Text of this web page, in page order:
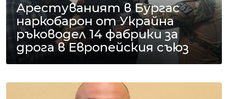
Арестуваният в Бургас
наркобарон от Украйна
ръководел 14 фабрики за
дрога в Европейския съюз